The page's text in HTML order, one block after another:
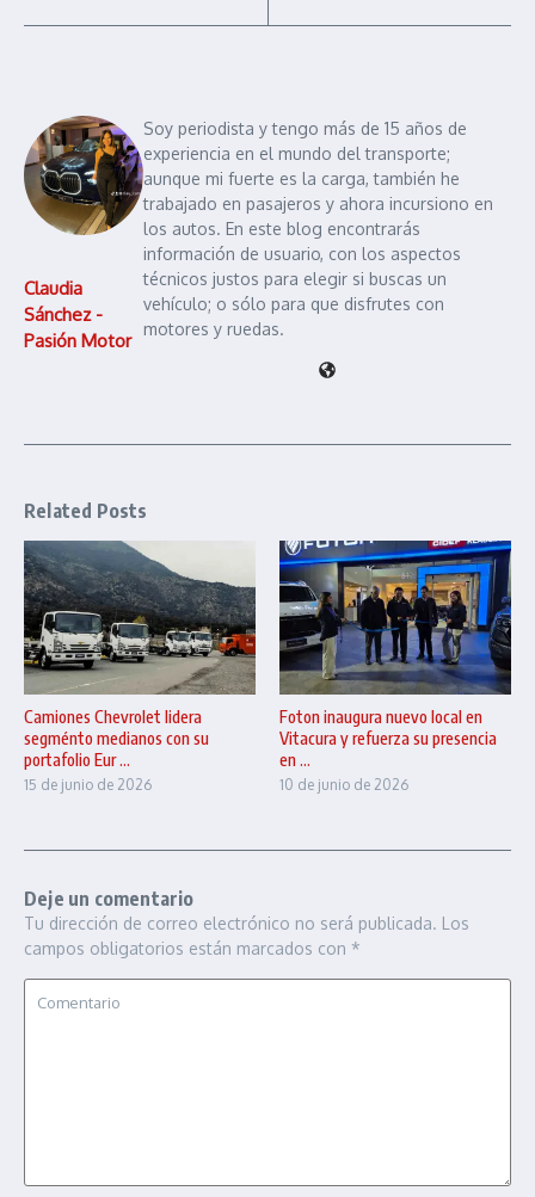
Claudia
Sánchez -
Pasión Motor
Soy periodista y tengo más de 15 años de
experiencia en el mundo del transporte;
aunque mi fuerte es la carga, también he
trabajado en pasajeros y ahora incursiono en
los autos. En este blog encontrarás
información de usuario, con los aspectos
técnicos justos para elegir si buscas un
vehículo; o sólo para que disfrutes con
motores y ruedas.
Related Posts
Camiones Chevrolet lidera
segménto medianos con su
portafolio Eur ...
15 de junio de 2026
Foton inaugura nuevo local en
Vitacura y refuerza su presencia
en ...
10 de junio de 2026
Deje un comentario
Tu dirección de correo electrónico no será publicada. Los
campos obligatorios están marcados con *